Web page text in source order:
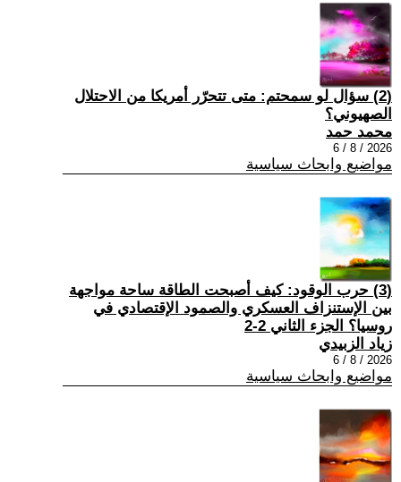
(2) سؤال لو سمحتم: متى تتحرّر أمريكا من الاحتلال
الصهيوني؟
محمد حمد
2026 / 8 / 6
مواضيع وابحاث سياسية
(3) حرب الوقود: كيف أصبحت الطاقة ساحة مواجهة
بين الإستنزاف العسكري والصمود الإقتصادي في
روسيا؟ الجزء الثاني 2-2
زياد الزبيدي
2026 / 8 / 6
مواضيع وابحاث سياسية